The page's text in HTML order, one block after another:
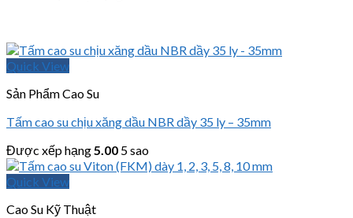
Quick View
Sản Phẩm Cao Su
Tấm cao su chịu xăng dầu NBR dầy 35 ly – 35mm
Được xếp hạng5.00 5 sao
Quick View
Cao Su Kỹ Thuật